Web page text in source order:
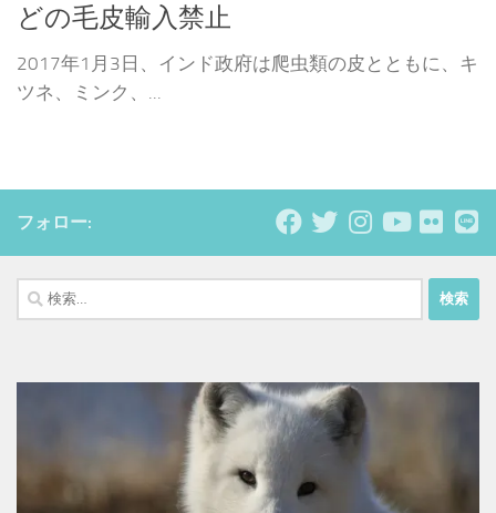
どの毛皮輸入禁止
2017年1月3日、インド政府は爬虫類の皮とともに、キ
ツネ、ミンク、...
フォロー:
検
索: